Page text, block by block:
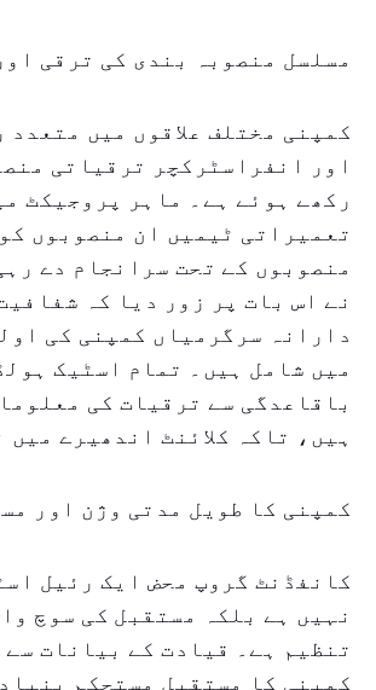
مسلسل منصوبہ بندی کی ترقی
کمپنی مختلف علاقوں میں متعدد
اور انفراسٹرکچر ترقیاتی
رکھے ہوئے ہے۔ ماہر پروجیکٹ
تعمیراتی ٹیمیں ان منصوبوں
منصوبوں کے تحت سرانجام دے
نے اس بات پر زور دیا کہ
دارانہ سرگرمیاں کمپنی کی
میں شامل ہیں۔ تمام اسٹیک
باقاعدگی سے ترقیات کی
ہیں، تاکہ کلائنٹ اندھیرے میں
کمپنی کا طویل مدتی وژن اور
کانفڈنٹ گروپ محض ایک رئیل
نہیں ہے بلکہ مستقبل کی سوچ
تنظیم ہے۔ قیادت کے بیانات سے
کمپنی کا مستقبل مستحکم